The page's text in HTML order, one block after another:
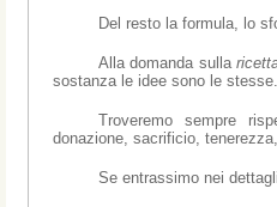
Del resto la formula, lo
Alla domanda sulla
sostanza le idee sono le stesse.
Troveremo sempre
donazione, sacrificio,
Se entrassimo nei